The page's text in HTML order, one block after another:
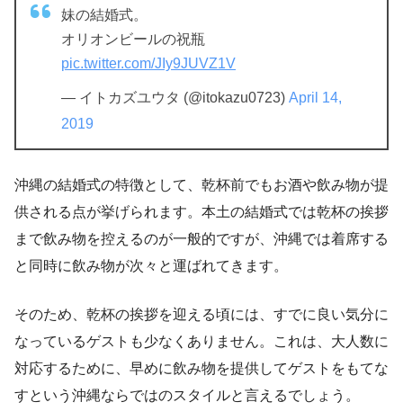
妹の結婚式。
オリオンビールの祝瓶
pic.twitter.com/JIy9JUVZ1V
— イトカズユウタ (@itokazu0723) April 14,
2019
沖縄の結婚式の特徴として、乾杯前でもお酒や飲み物が提
供される点が挙げられます。本土の結婚式では乾杯の挨拶
まで飲み物を控えるのが一般的ですが、沖縄では着席する
と同時に飲み物が次々と運ばれてきます。
そのため、乾杯の挨拶を迎える頃には、すでに良い気分に
なっているゲストも少なくありません。これは、大人数に
対応するために、早めに飲み物を提供してゲストをもてな
すという沖縄ならではのスタイルと言えるでしょう。